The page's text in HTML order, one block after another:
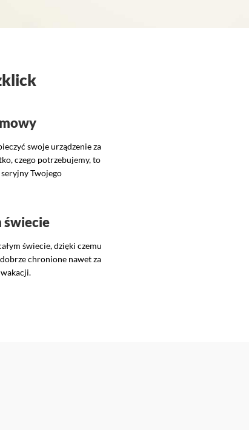
swoje urządzenie za
czego potrzebujemy, to
Twojego
świecie
świecie, dzięki czemu
chronione nawet za